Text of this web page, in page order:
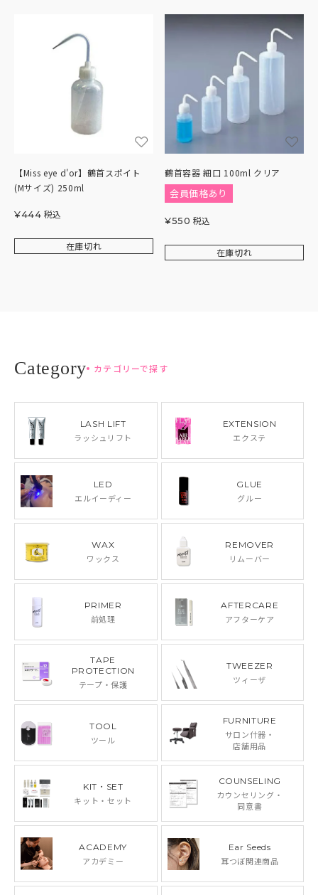
【Miss eye d'or】鶴首スポイト
(Mサイズ) 250ml
¥444 税込
在庫切れ
鶴首容器 細口 100ml クリア
会員価格あり
¥550 税込
在庫切れ
カテゴリーで探す
LASH LIFT
ラッシュリフト
EXTENSION
エクステ
LED
エルイーディー
GLUE
グルー
WAX
ワックス
REMOVER
リムーバー
PRIMER
前処理
AFTERCARE
アフターケア
TAPE
PROTECTION
テープ・保護
TWEEZER
ツィーザ
TOOL
ツール
FURNITURE
サロン什器・
店舗用品
KIT・SET
キット・セット
COUNSELING
カウンセリング・
同意書
ACADEMY
アカデミー
Ear Seeds
耳つぼ関連商品